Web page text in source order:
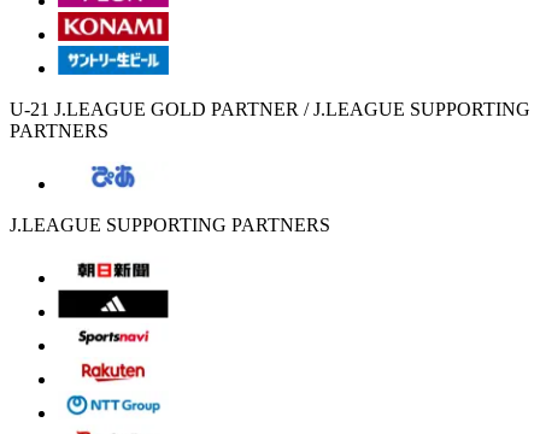
U-21 J.LEAGUE GOLD PARTNER / J.LEAGUE SUPPORTING
PARTNERS
J.LEAGUE SUPPORTING PARTNERS